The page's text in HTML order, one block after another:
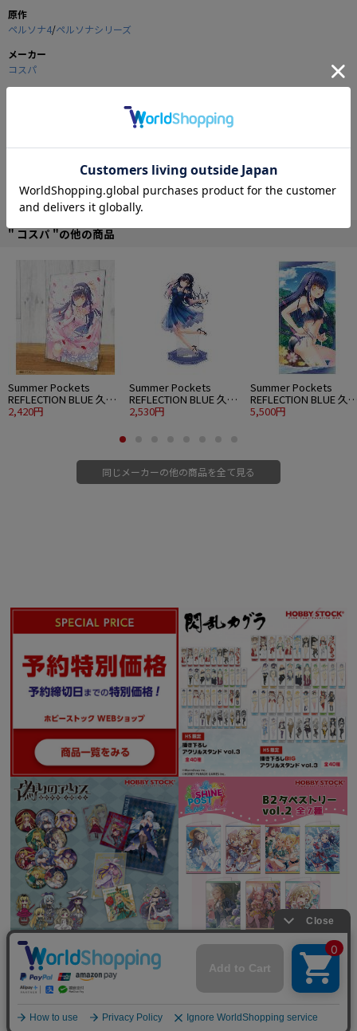
原作
ペルソナ4/ペルソナシリーズ
メーカー
コスパ
超プリチーなクマのぬいぐるみパスケース！
クマの特徴とも言える顔と胴体の切り替えし部分には実際にファスナーを付
け、お菓子やリップなどちょっとしたものなら収納OK！
これを付けてクマと一緒に通勤通学するクマ〜！
■サイズ：全長約15×幅約15cm
" コスパ "の他の商品
Summer Pockets
REFLECTION BLUE 久島
鴎 アクリルアートスタ
2,420円
Summer Pockets
REFLECTION BLUE 久島
鴎 アクリルスタンド 大
2,530円
Summer Pockets
REFLECTION BLUE 久
鴎 120cmビッグタオル
5,500円
同じメーカーの他の商品を全て見る